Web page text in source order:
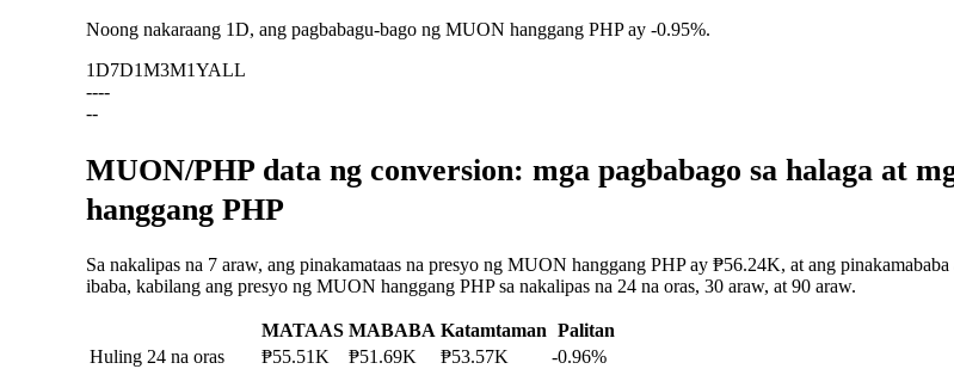
Noong nakaraang 1D, ang pagbabagu-bago ng MUON hanggang PHP ay -0.95%.
1D7D1M3M1YALL
----
--
MUON/PHP data ng conversion: mga pagbabago sa halaga at
hanggang PHP
Sa nakalipas na 7 araw, ang pinakamataas na presyo ng MUON hanggang PHP ay ₱56.24K, at ang
ibaba, kabilang ang presyo ng MUON hanggang PHP sa nakalipas na 24 na oras, 30 araw, at 90 araw.
MATAAS MABABA Katamtaman Palitan
Huling 24 na oras
₱55.51K ₱51.69K ₱53.57K
-0.96%